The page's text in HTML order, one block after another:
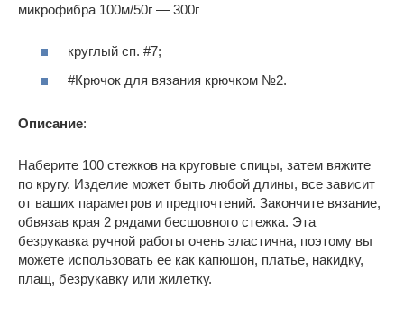
микрофибра 100м/50г — 300г
круглый сп. #7;
#Крючок для вязания крючком №2.
Описание:
Наберите 100 стежков на круговые спицы, затем вяжите
по кругу. Изделие может быть любой длины, все зависит
от ваших параметров и предпочтений. Закончите вязание,
обвязав края 2 рядами бесшовного стежка. Эта
безрукавка ручной работы очень эластична, поэтому вы
можете использовать ее как капюшон, платье, накидку,
плащ, безрукавку или жилетку.